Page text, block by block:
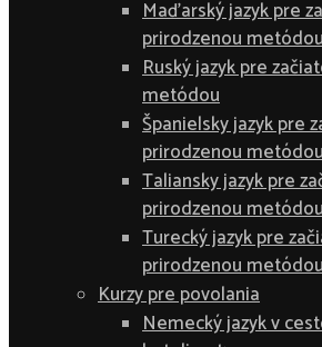
Maďarský jazyk pre
prirodzenou
Ruský jazyk pre
metódou
Španielsky jazyk pre
prirodzenou
Taliansky jazyk pre
prirodzenou
Turecký jazyk pre
prirodzenou
Kurzy pre povolania
Nemecký jazyk v